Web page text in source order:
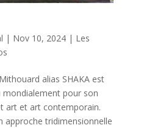
| Nov 10, 2024| Les
alias SHAKA est
pour son
art et art contemporain.
approche tridimensionnelle